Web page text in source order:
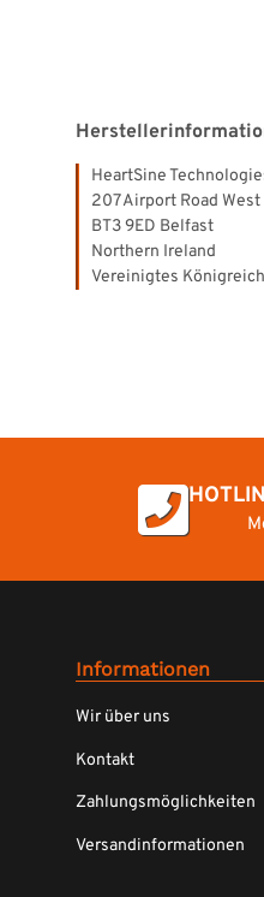
HeartSine
207 Airport Road West
BT3 9ED Belfast
Northern Ireland
Vereinigtes Königreich
Informationen
Wir über uns
Kontakt
Zahlungsmöglichkeiten
Versandinformationen